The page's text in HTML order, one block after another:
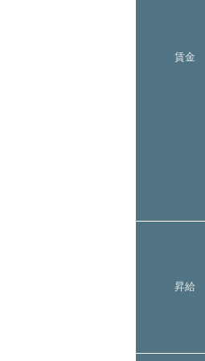
賃金
昇給